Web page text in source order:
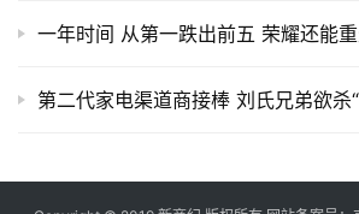
一年时间 从第一跌出前五 荣耀还能重
第二代家电渠道商接棒 刘氏兄弟欲杀